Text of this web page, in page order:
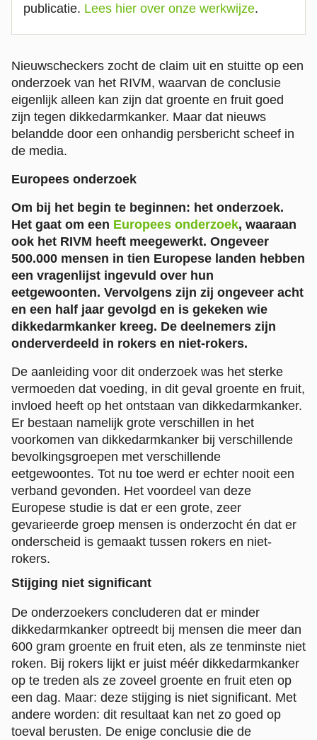
publicatie. Lees hier over onze werkwijze.
Nieuwscheckers zocht de claim uit en stuitte op een
onderzoek van het RIVM, waarvan de conclusie
eigenlijk alleen kan zijn dat groente en fruit goed
zijn tegen dikkedarmkanker. Maar dat nieuws
belandde door een onhandig persbericht scheef in
de media.
Europees onderzoek
Om bij het begin te beginnen: het onderzoek.
Het gaat om een Europees onderzoek, waaraan
ook het RIVM heeft meegewerkt. Ongeveer
500.000 mensen in tien Europese landen hebben
een vragenlijst ingevuld over hun
eetgewoonten. Vervolgens zijn zij ongeveer acht
en een half jaar gevolgd en is gekeken wie
dikkedarmkanker kreeg. De deelnemers zijn
onderverdeeld in rokers en niet-rokers.
De aanleiding voor dit onderzoek was het sterke
vermoeden dat voeding, in dit geval groente en fruit,
invloed heeft op het ontstaan van dikkedarmkanker.
Er bestaan namelijk grote verschillen in het
voorkomen van dikkedarmkanker bij verschillende
bevolkingsgroepen met verschillende
eetgewoontes. Tot nu toe werd er echter nooit een
verband gevonden. Het voordeel van deze
Europese studie is dat er een grote, zeer
gevarieerde groep mensen is onderzocht én dat er
onderscheid is gemaakt tussen rokers en niet-
rokers.
Stijging niet significant
De onderzoekers concluderen dat er minder
dikkedarmkanker optreedt bij mensen die meer dan
600 gram groente en fruit eten, als ze tenminste niet
roken. Bij rokers lijkt er juist méér dikkedarmkanker
op te treden als ze zoveel groente en fruit eten op
een dag. Maar: deze stijging is niet significant. Met
andere worden: dit resultaat kan net zo goed op
toeval berusten. De enige conclusie die de